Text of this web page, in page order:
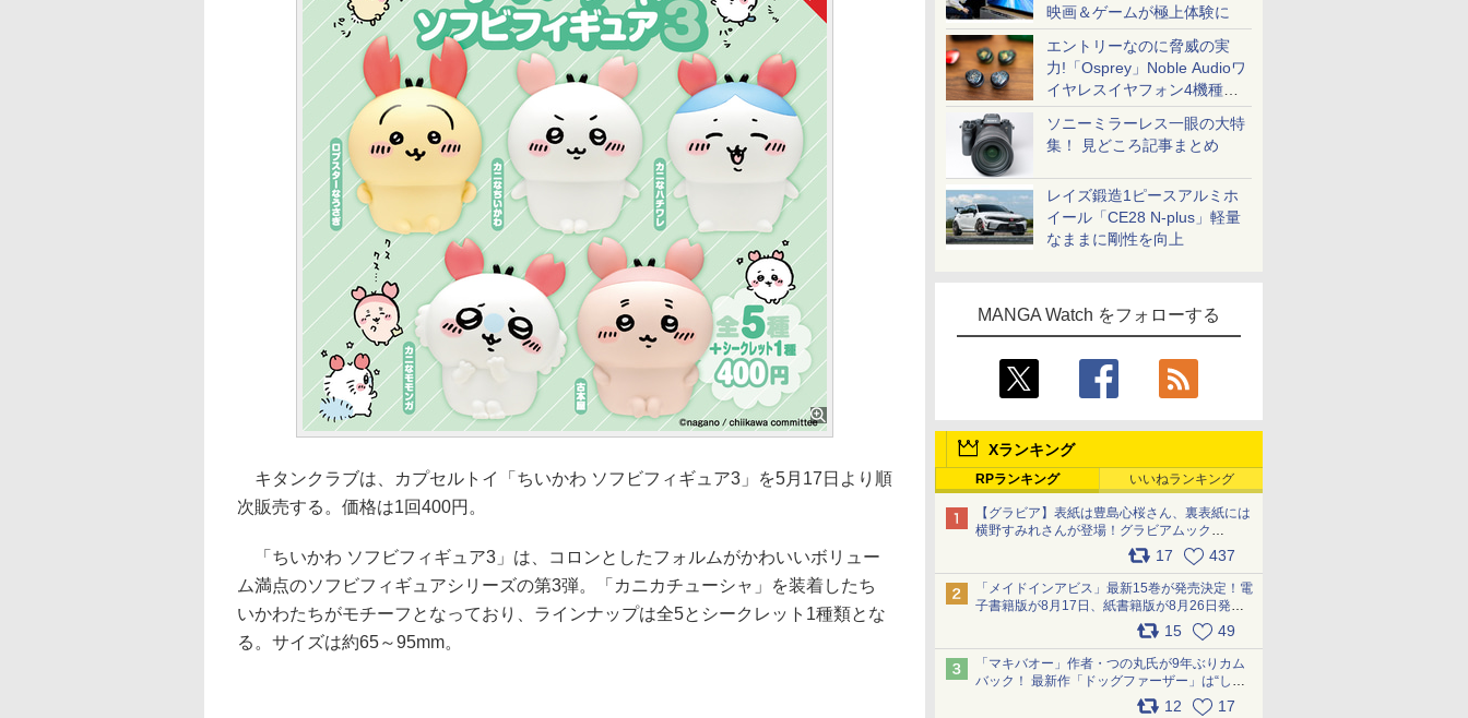
映画＆ゲームが極上体験に
エントリーなのに脅威の実
力!「Osprey」Noble Audioワ
イヤレスイヤフォン4機種を
一気に聴く
ソニーミラーレス一眼の大特
集！ 見どころ記事まとめ
レイズ鍛造1ピースアルミホ
イール「CE28 N-plus」軽量
なままに剛性を向上
MANGA Watch をフォローする
Xランキング
RPランキング いいねランキング
【グラビア】表紙は豊島心桜さん、裏表紙には
横野すみれさんが登場！グラビアムック
「PARADE」2026夏号が本日発売
17 437
「メイドインアビス」最新15巻が発売決定！電
子書籍版が8月17日、紙書籍版が8月26日発
売！ 「回想器」のメッセージ＆ナナチの容態
は…… pic.x.com/SB3vTFdNbx
15 49
「マキバオー」作者・つの丸氏が9年ぶりカム
バック！ 最新作「ドッグファーザー」は“しゃ
べらない動物”とのリアルな暮らしを描く 「も
12 17
キタンクラブは、カプセルトイ「ちいかわ ソフビフィギュア3」を5月17日より順
次販売する。価格は1回400円。
「ちいかわ ソフビフィギュア3」は、コロンとしたフォルムがかわいいボリュー
ム満点のソフビフィギュアシリーズの第3弾。「カニカチューシャ」を装着したち
いかわたちがモチーフとなっており、ラインナップは全5とシークレット1種類とな
る。サイズは約65～95mm。